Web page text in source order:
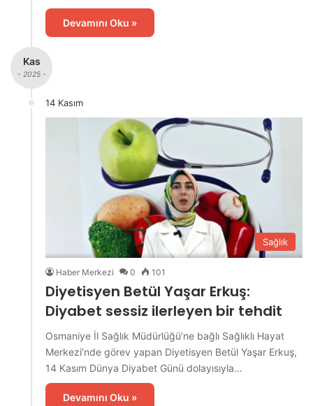
Devamını Oku »
Kas
- 2025 -
14 Kasım
Sağlık
Haber Merkezi 0 101
Diyetisyen Betül Yaşar Erkuş:
Diyabet sessiz ilerleyen bir tehdit
Osmaniye İl Sağlık Müdürlüğü’ne bağlı Sağlıklı Hayat
Merkezi’nde görev yapan Diyetisyen Betül Yaşar Erkuş,
14 Kasım Dünya Diyabet Günü dolayısıyla…
Devamını Oku »